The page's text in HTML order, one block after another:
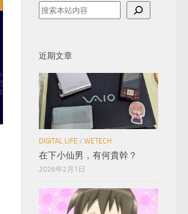
近期文章
DIGITAL LIFE / WETECH
在下小仙男，有何貴幹？
2026年2月1日